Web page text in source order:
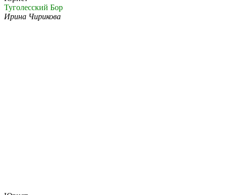
Туголесский Бор
Ирина Чирикова